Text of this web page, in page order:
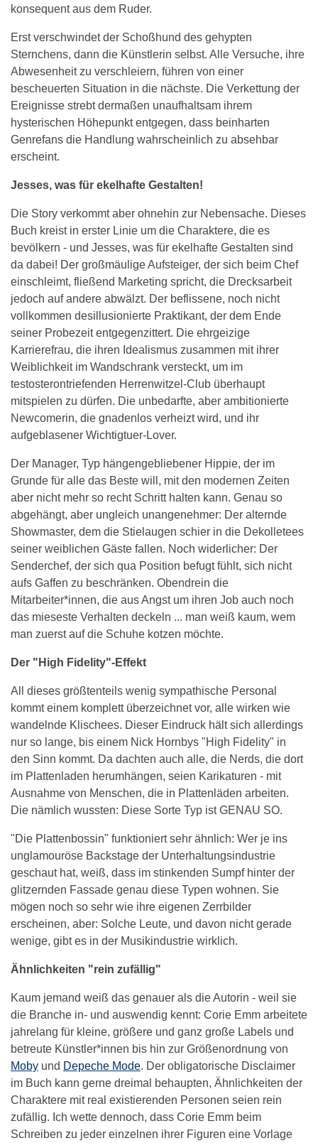
konsequent aus dem Ruder.
Erst verschwindet der Schoßhund des gehypten
Sternchens, dann die Künstlerin selbst. Alle Versuche, ihre
Abwesenheit zu verschleiern, führen von einer
bescheuerten Situation in die nächste. Die Verkettung der
Ereignisse strebt dermaßen unaufhaltsam ihrem
hysterischen Höhepunkt entgegen, dass beinharten
Genrefans die Handlung wahrscheinlich zu absehbar
erscheint.
Jesses, was für ekelhafte Gestalten!
Die Story verkommt aber ohnehin zur Nebensache. Dieses
Buch kreist in erster Linie um die Charaktere, die es
bevölkern - und Jesses, was für ekelhafte Gestalten sind
da dabei! Der großmäulige Aufsteiger, der sich beim Chef
einschleimt, fließend Marketing spricht, die Drecksarbeit
jedoch auf andere abwälzt. Der beflissene, noch nicht
vollkommen desillusionierte Praktikant, der dem Ende
seiner Probezeit entgegenzittert. Die ehrgeizige
Karrierefrau, die ihren Idealismus zusammen mit ihrer
Weiblichkeit im Wandschrank versteckt, um im
testosterontriefenden Herrenwitzel-Club überhaupt
mitspielen zu dürfen. Die unbedarfte, aber ambitionierte
Newcomerin, die gnadenlos verheizt wird, und ihr
aufgeblasener Wichtigtuer-Lover.
Der Manager, Typ hängengebliebener Hippie, der im
Grunde für alle das Beste will, mit den modernen Zeiten
aber nicht mehr so recht Schritt halten kann. Genau so
abgehängt, aber ungleich unangenehmer: Der alternde
Showmaster, dem die Stielaugen schier in die Dekolletees
seiner weiblichen Gäste fallen. Noch widerlicher: Der
Senderchef, der sich qua Position befugt fühlt, sich nicht
aufs Gaffen zu beschränken. Obendrein die
Mitarbeiter*innen, die aus Angst um ihren Job auch noch
das mieseste Verhalten deckeln ... man weiß kaum, wem
man zuerst auf die Schuhe kotzen möchte.
Der "High Fidelity"-Effekt
All dieses größtenteils wenig sympathische Personal
kommt einem komplett überzeichnet vor, alle wirken wie
wandelnde Klischees. Dieser Eindruck hält sich allerdings
nur so lange, bis einem Nick Hornbys "High Fidelity" in
den Sinn kommt. Da dachten auch alle, die Nerds, die dort
im Plattenladen herumhängen, seien Karikaturen - mit
Ausnahme von Menschen, die in Plattenläden arbeiten.
Die nämlich wussten: Diese Sorte Typ ist GENAU SO.
"Die Plattenbossin" funktioniert sehr ähnlich: Wer je ins
unglamouröse Backstage der Unterhaltungsindustrie
geschaut hat, weiß, dass im stinkenden Sumpf hinter der
glitzernden Fassade genau diese Typen wohnen. Sie
mögen noch so sehr wie ihre eigenen Zerrbilder
erscheinen, aber: Solche Leute, und davon nicht gerade
wenige, gibt es in der Musikindustrie wirklich.
Ähnlichkeiten "rein zufällig"
Kaum jemand weiß das genauer als die Autorin - weil sie
die Branche in- und auswendig kennt: Corie Emm arbeitete
jahrelang für kleine, größere und ganz große Labels und
betreute Künstler*innen bis hin zur Größenordnung von
Moby und Depeche Mode. Der obligatorische Disclaimer
im Buch kann gerne dreimal behaupten, Ähnlichkeiten der
Charaktere mit real existierenden Personen seien rein
zufällig. Ich wette dennoch, dass Corie Emm beim
Schreiben zu jeder einzelnen ihrer Figuren eine Vorlage